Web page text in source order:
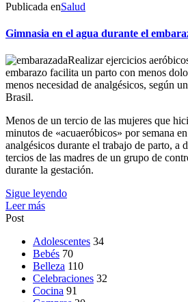
Publicada enSalud
Gimnasia en el agua durante el
Realizar ejercicios
embarazo facilita un parto con menos
menos necesidad de analgésicos, según
Brasil.
Menos de un tercio de las mujeres que
minutos de «acuaeróbicos» por semana
analgésicos durante el trabajo de parto, a
tercios de las madres de un grupo de
durante la gestación.
Sigue leyendo
Leer más
Post
Adolescentes 34
Bebés 70
Belleza 110
Celebraciones 32
Cocina 91